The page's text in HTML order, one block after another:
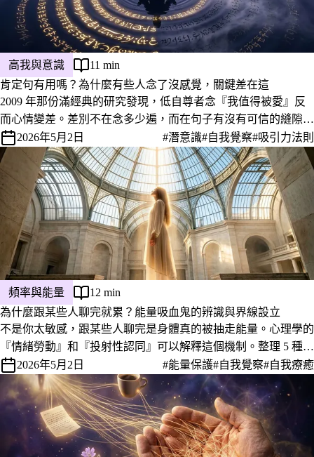
高我與意識
11 min
肯定句有用嗎？為什麼有些人念了沒感覺，關鍵差在這
2009 年那份滿經典的研究發現，低自尊者念『我值得被愛』反
而心情變差。差別不在念多少遍，而在句子有沒有可信的縫隙、
有沒有連到你真正在乎的事。整理 5 個讓肯定句真的進入潛意識
的關鍵差異。
2026年5月2日 #潛意識#自我覺察#吸引力法則
頻率與能量
12 min
為什麼跟某些人聊完就累？能量吸血鬼的辨識與界線設立
不是你太敏感，跟某些人聊完是身體真的被抽走能量。心理學的
『情緒勞動』和『投射性認同』可以解釋這個機制。整理 5 種典
型能量吸血鬼類型、6 個身體會先發出的訊號，以及不傷感情也
能設下界線的具體做法。
2026年5月2日 #能量保護#自我覺察#自我療癒